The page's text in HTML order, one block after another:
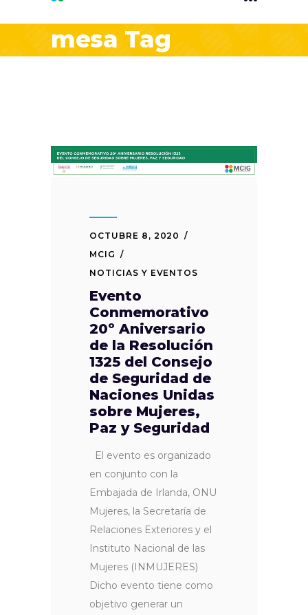
mesa Tag
OCTUBRE 8, 2020
MCIG
NOTICIAS Y EVENTOS
Evento
Conmemorativo
20º Aniversario
de la Resolución
1325 del Consejo
de Seguridad de
Naciones Unidas
sobre Mujeres,
Paz y Seguridad
El evento es organizado
en conjunto con la
Embajada de Irlanda, ONU
Mujeres, la Secretaría de
Relaciones Exteriores y el
Instituto Nacional de las
Mujeres (INMUJERES)
Dicho evento tiene como
objetivo generar un